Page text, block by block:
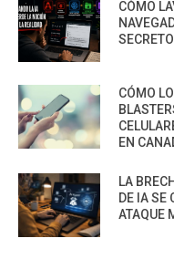
CÓMO
CÓMO
EN
LA
DE IA SE
ATAQUE